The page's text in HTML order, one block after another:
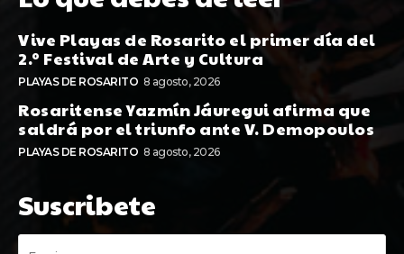
Vive Playas de Rosarito el primer día del
2.º Festival de Arte y Cultura
PLAYAS DE ROSARITO 8 agosto, 2026
Rosaritense Yazmín Jáuregui afirma que
saldrá por el triunfo ante V. Demopoulos
PLAYAS DE ROSARITO 8 agosto, 2026
Suscribete